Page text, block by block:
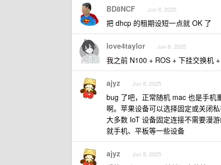
BD8NCF Jun 8, 2025
把 dhcp 的租期设短一点就 OK 了
love4taylor Jun 8, 2025
我之前 N100 + ROS + 下挂交换机
ajyz Jun 8, 2025
bug 了吧，正常随机 mac 也是手机
啊。苹果设备可以选择固定或关闭
大多数 IoT 设备固定连接不需要漫
就手机、平板等一些设备
ajyz Jun 8, 2025